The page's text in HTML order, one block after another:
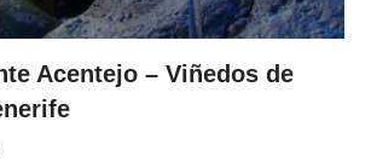
Acentejo – Viñedos de